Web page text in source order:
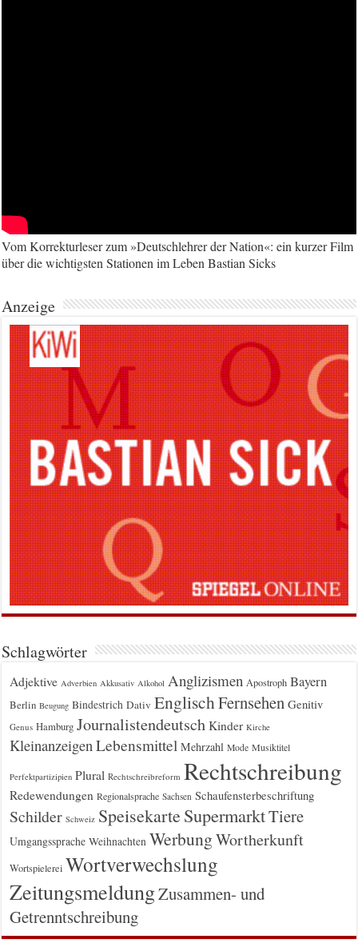
Vom Korrekturleser zum »Deutschlehrer der Nation«: ein kurzer Film
über die wichtigsten Stationen im Leben Bastian Sicks
Anzeige
Schlagwörter
Adjektive Adverbien Akkusativ Alkohol Anglizismen Apostroph Bayern
Berlin Beugung Bindestrich Dativ EnglischFernsehen Genitiv
Genus Hamburg Journalistendeutsch Kinder Kirche
Kleinanzeigen Lebensmittel Mehrzahl Mode Musiktitel
Perfektpartizipien Plural Rechtschreibreform Rechtschreibung
Redewendungen Regionalsprache Sachsen Schaufensterbeschriftung
Schilder Schweiz Speisekarte SupermarktTiere
Umgangssprache Weihnachten WerbungWortherkunft
Wortspielerei Wortverwechslung
ZeitungsmeldungZusammen- und
Getrenntschreibung